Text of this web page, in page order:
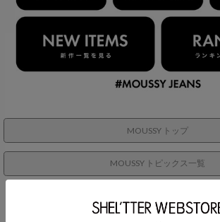
MOUSSY トップ
MOUSSY トピックス一覧
RECOMMENDS